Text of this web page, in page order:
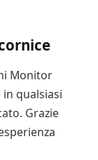
Monitor
qualsiasi
Grazie